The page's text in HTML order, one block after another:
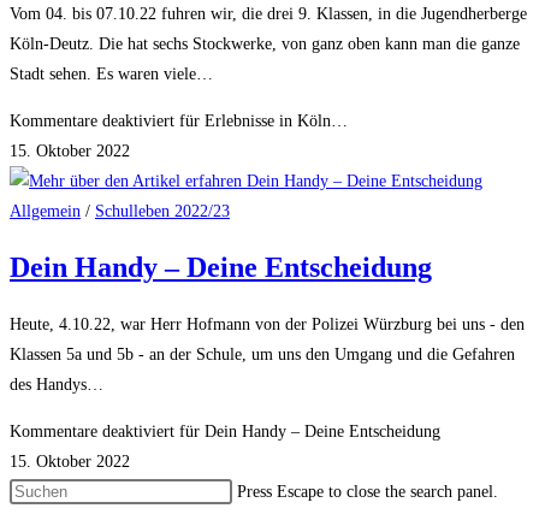
Vom 04. bis 07.10.22 fuhren wir, die drei 9. Klassen, in die Jugendherberge
Köln-Deutz. Die hat sechs Stockwerke, von ganz oben kann man die ganze
Stadt sehen. Es waren viele…
Kommentare deaktiviert für Erlebnisse in Köln…
15. Oktober 2022
Allgemein / Schulleben 2022/23
Dein Handy – Deine Entscheidung
Heute, 4.10.22, war Herr Hofmann von der Polizei Würzburg bei uns - den
Klassen 5a und 5b - an der Schule, um uns den Umgang und die Gefahren
des Handys…
Kommentare deaktiviert für Dein Handy – Deine Entscheidung
15. Oktober 2022
Press Escape to close the search panel.